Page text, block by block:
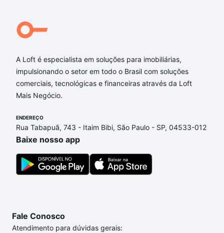
A Loft é especialista em soluções para imobiliárias,
impulsionando o setor em todo o Brasil com soluções
comerciais, tecnológicas e financeiras através da Loft
Mais Negócio.
ENDEREÇO
Rua Tabapuã, 743 - Itaim Bibi, São Paulo - SP, 04533-012
Baixe nosso app
Fale Conosco
Atendimento para dúvidas gerais: